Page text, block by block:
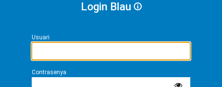
Login Blau
Usuari
Contrasenya